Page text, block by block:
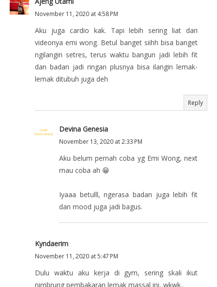
November 11, 2020 at 4:58 PM
Aku juga cardio kak. Tapi lebih sering liat dari
videonya emi wong. Betul banget siihh bisa banget
ngilangin setres, terus waktu bangun jadi lebih fit
dan badan jadi ringan plusnya bisa ilangin lemak-
lemak ditubuh juga deh
Reply
Devina Genesia
November 13, 2020 at 2:33 PM
Aku belum pernah coba yg Emi Wong, next
mau coba ah 😁
Iyaaa betulll, ngerasa badan juga lebih fit
dan mood juga jadi bagus.
Kyndaerim
November 11, 2020 at 5:47 PM
Dulu waktu aku kerja di gym, sering skali ikut
nimbrung pembakaran lemak massal ini, wkwk..